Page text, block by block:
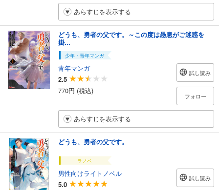
あらすじを表示する
どうも、勇者の父です。～この度は愚息がご迷惑を
掛...
少年・青年マンガ
青年マンガ
2.5
770円 (税込)
試し読み
フォロー
あらすじを表示する
どうも、勇者の父です。
ラノベ
男性向けライトノベル
5.0
試し読み